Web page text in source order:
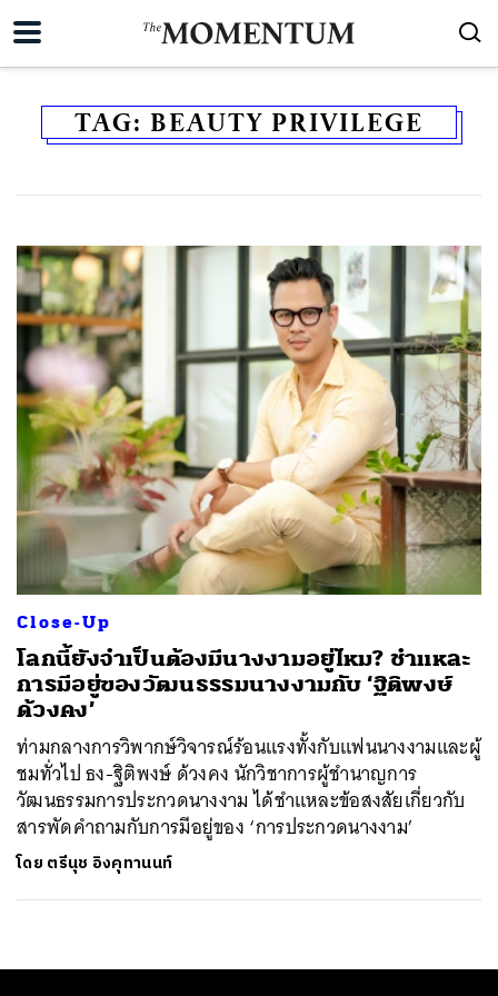
TAG: BEAUTY PRIVILEGE
Close-Up
โลกนี้ยังจำเป็นต้องมีนางงามอยู่ไหม? ชำแหละ
การมีอยู่ของวัฒนธรรมนางงามกับ ‘ฐิติพงษ์
ด้วงคง’
ท่ามกลางการวิพากษ์วิจารณ์ร้อนแรงทั้งกับแฟนนางงามและผู้
ชมทั่วไป ธง-ฐิติพงษ์ ด้วงคง นักวิชาการผู้ชำนาญการ
วัฒนธรรมการประกวดนางงาม ได้ชำแหละข้อสงสัยเกี่ยวกับ
สารพัดคำถามกับการมีอยู่ของ ‘การประกวดนางงาม’
โดย ตรีนุช อิงคุทานนท์
SHARE TWEET LINE EMAIL